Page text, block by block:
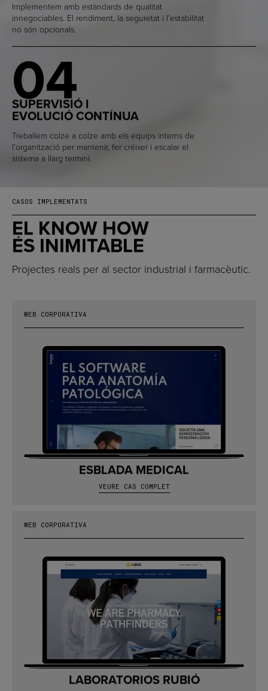
Implementem amb estàndards de qualitat
innegociables. El rendiment, la seguretat i l’estabilitat
no són opcionals.
04
SUPERVISIÓ I
EVOLUCIÓ CONTÍNUA
Treballem colze a colze amb els equips interns de
l’organització per mantenir, fer créixer i escalar el
sistema a llarg termini.
CASOS IMPLEMENTATS
EL KNOW HOW
ÉS INIMITABLE
Projectes reals per al sector industrial i farmacèutic.
WEB CORPORATIVA
ESBLADA MEDICAL
VEURE CAS COMPLET
WEB CORPORATIVA
LABORATORIOS RUBIÓ